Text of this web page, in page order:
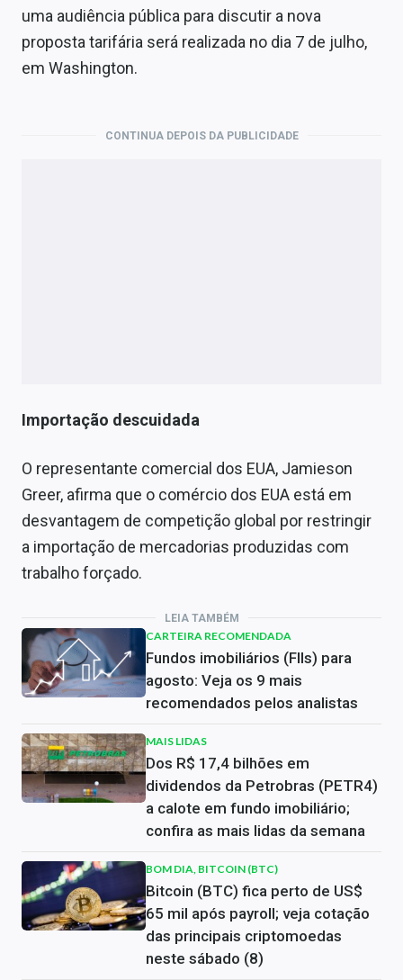
uma audiência pública para discutir a nova
proposta tarifária será realizada no dia 7 de julho,
em Washington.
CONTINUA DEPOIS DA PUBLICIDADE
Importação descuidada
O representante comercial dos EUA, Jamieson
Greer, afirma que o comércio dos EUA está em
desvantagem de competição global por restringir
a importação de mercadorias produzidas com
trabalho forçado.
LEIA TAMBÉM
CARTEIRA RECOMENDADA
Fundos imobiliários (FIIs) para
agosto: Veja os 9 mais
recomendados pelos analistas
MAIS LIDAS
Dos R$ 17,4 bilhões em
dividendos da Petrobras (PETR4)
a calote em fundo imobiliário;
confira as mais lidas da semana
BOM DIA, BITCOIN (BTC)
Bitcoin (BTC) fica perto de US$
65 mil após payroll; veja cotação
das principais criptomoedas
neste sábado (8)